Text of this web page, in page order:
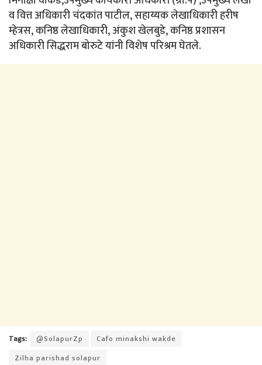
व वित्त अधिकारी चंदकांत पाटील, सहाय्यक लेखाधिकारी हरीष
म्हेत्रस, कनिष्ठ लेखाधिकारी, अंकुश खेलबुडे, कनिष्ठ प्रशासन
अधिकारी सिद्धराम बोरुटे यांनी विशेष परिश्रम घेतले.
Tags: @SolapurZp
Cafo minakshi wakde
Zilha parishad solapur